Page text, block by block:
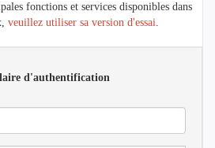
fonctions et services disponibles dans
veuillez utiliser sa version d'essai.
d'authentification